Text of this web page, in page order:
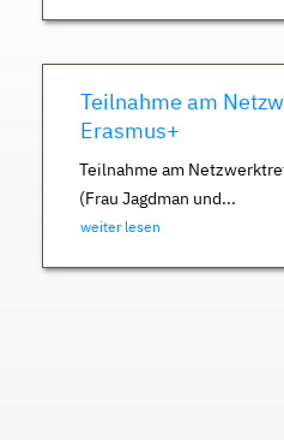
Teilnahme am
Erasmus+
Teilnahme am
(Frau Jagdman und...
weiter lesen